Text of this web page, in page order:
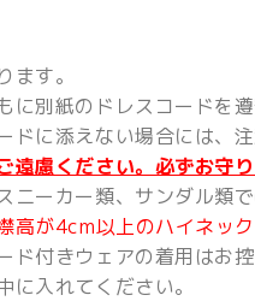
ます。
に別紙のドレスコードを遵
に添えない場合には、
遠慮ください。必ずお守り
ニーカー類、サンダル類
が4cm以上のハイネッ
付きウェアの着用はお控
入れてください。